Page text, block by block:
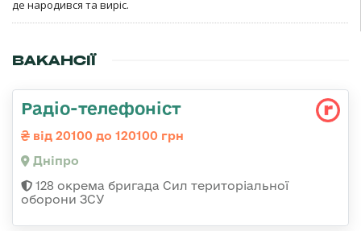
де народився та виріс.
ВАКАНСІЇ
Радіо-телефоніст
від 20100 до 120100 грн
Дніпро
128 окрема бригада Сил територіальної
оборони ЗСУ